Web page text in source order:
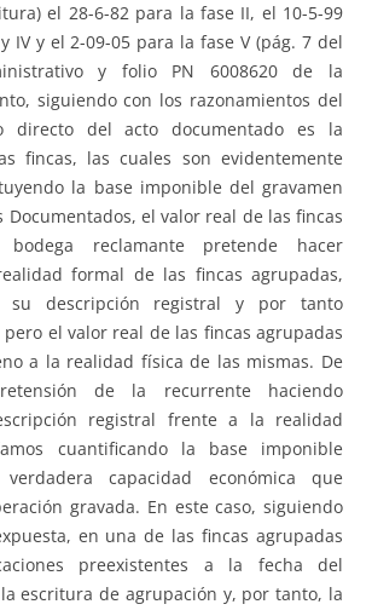
el 28-6-82 para la fase II, el 10-5-99
IV y el 2-09-05 para la fase V (pág. 7 del
y folio PN 6008620 de la
siguiendo con los razonamientos del
directo del acto documentado es la
fincas, las cuales son evidentemente
la base imponible del gravamen
Documentados, el valor real de las fincas
bodega reclamante pretende hacer
formal de las fincas agrupadas,
su descripción registral y por tanto
el valor real de las fincas agrupadas
a la realidad física de las mismas. De
de la recurrente haciendo
registral frente a la realidad
cuantificando la base imponible
capacidad económica que
gravada. En este caso, siguiendo
en una de las fincas agrupadas
preexistentes a la fecha del
escritura de agrupación y, por tanto, la